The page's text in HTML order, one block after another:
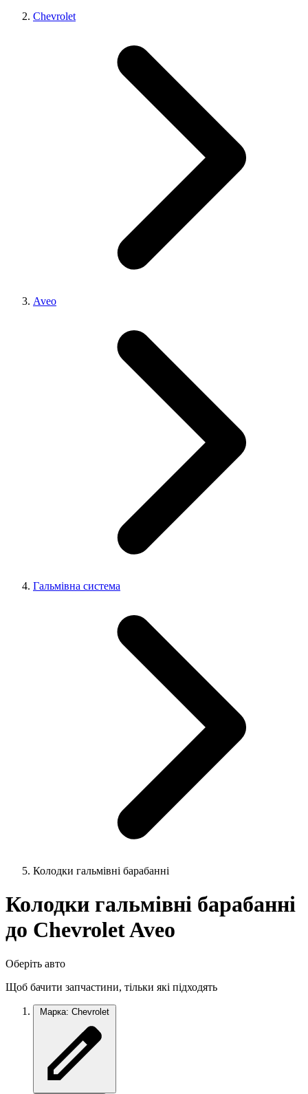
Chevrolet
Aveo
Гальмівна система
Колодки гальмівні барабанні
Колодки гальмівні барабанні
до Chevrolet Aveo
Оберіть авто
Щоб бачити запчастини, тільки які підходять
Марка: Chevrolet